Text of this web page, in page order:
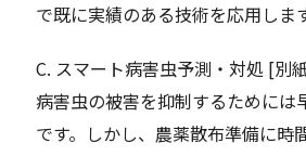
で既に実績のある技術を応用します
C. スマート病害虫予測・対処 [別
病害虫の被害を抑制するためには
です。しかし、農薬散布準備に時